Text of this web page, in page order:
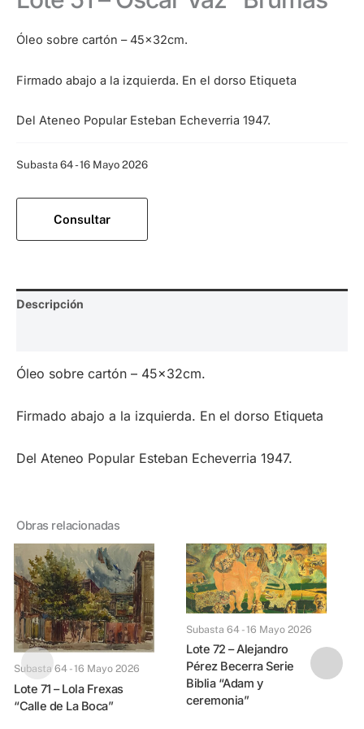
Óleo sobre cartón – 45x32cm.
Firmado abajo a la izquierda. En el dorso Etiqueta
del Ateneo Popular Esteban Echeverria 1947.
Subasta 64 - 16 Mayo 2026
Consultar
Descripción
Óleo sobre cartón – 45x32cm.
Firmado abajo a la izquierda. En el dorso Etiqueta
del Ateneo Popular Esteban Echeverria 1947.
Obras relacionadas
Subasta 64 - 16 Mayo 2026
Lote 71 – Lola Frexas
“Calle de La Boca”
Subasta 64 - 16 Mayo 2026
Lote 72 – Alejandro
Pérez Becerra Serie
Biblia “Adam y
ceremonia”